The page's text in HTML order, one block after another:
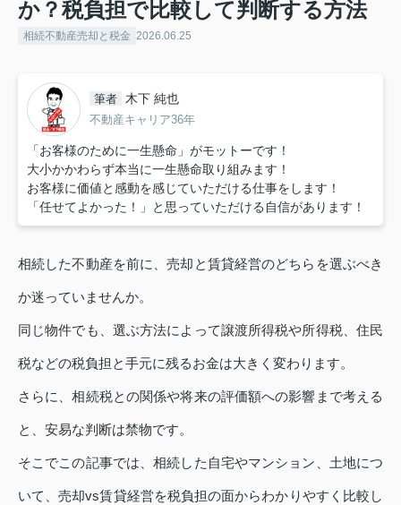
か？税負担で比較して判断する方法
相続不動産売却と税金 2026.06.25
筆者 木下 純也
不動産キャリア36年
「お客様のために一生懸命」がモットーです！
大小かかわらず本当に一生懸命取り組みます！
お客様に価値と感動を感じていただける仕事をします！
「任せてよかった！」と思っていただける自信があります！
相続した不動産を前に、売却と賃貸経営のどちらを選ぶべき
か迷っていませんか。
同じ物件でも、選ぶ方法によって譲渡所得税や所得税、住民
税などの税負担と手元に残るお金は大きく変わります。
さらに、相続税との関係や将来の評価額への影響まで考える
と、安易な判断は禁物です。
そこでこの記事では、相続した自宅やマンション、土地につ
いて、売却vs賃貸経営を税負担の面からわかりやすく比較し